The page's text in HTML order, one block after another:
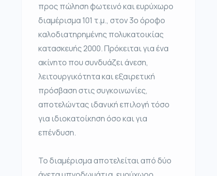
προς πώληση φωτεινό και ευρύχωρο
διαμέρισμα 101 τ.μ., στον 3ο όροφο
καλοδιατηρημένης πολυκατοικίας
κατασκευής 2000. Πρόκειται για ένα
ακίνητο που συνδυάζει άνεση,
λειτουργικότητα και εξαιρετική
πρόσβαση στις συγκοινωνίες,
αποτελώντας ιδανική επιλογή τόσο
για ιδιοκατοίκηση όσο και για
επένδυση.
Το διαμέρισμα αποτελείται από δύο